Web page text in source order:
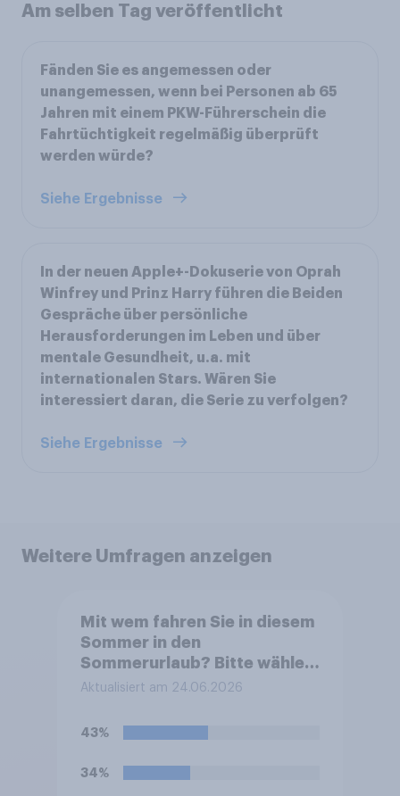
Am selben Tag veröffentlicht
Fänden Sie es angemessen oder
unangemessen, wenn bei Personen ab 65
Jahren mit einem PKW-Führerschein die
Fahrtüchtigkeit regelmäßig überprüft
werden würde?
Siehe Ergebnisse
In der neuen Apple+-Dokuserie von Oprah
Winfrey und Prinz Harry führen die Beiden
Gespräche über persönliche
Herausforderungen im Leben und über
mentale Gesundheit, u.a. mit
internationalen Stars. Wären Sie
interessiert daran, die Serie zu verfolgen?
Siehe Ergebnisse
Weitere Umfragen anzeigen
Mit wem fahren Sie in diesem
Sommer in den
Sommerurlaub? Bitte wählen
Sie alle zutreffenden
Aktualisiert am 24.06.2026
43%
34%